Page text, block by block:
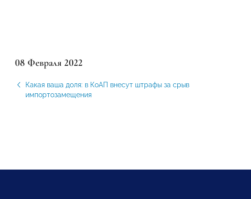
08 Февраля 2022
Какая ваша доля: в КоАП внесут штрафы за срыв
импортозамещения